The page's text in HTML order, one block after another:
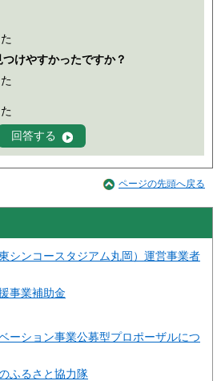
けやすかったですか？
ページの先頭へ戻る
シンコースタジアム丸岡）運営事業者
事業補助金
ーション事業公募型プロポーザルにつ
ふるさと協力隊